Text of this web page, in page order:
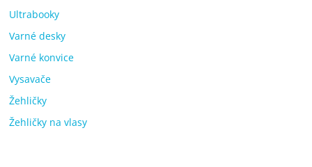
Ultrabooky
Varné desky
Varné konvice
Vysavače
Žehličky
Žehličky na vlasy